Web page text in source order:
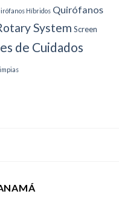
Híbridos Quirófanos
System Screen
de Cuidados